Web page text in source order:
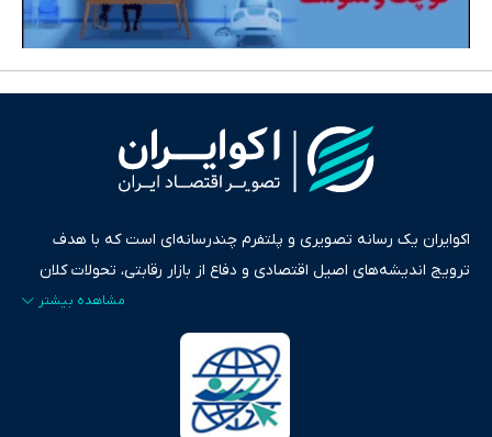
اکوایران یک رسانه تصویری و پلتفرم چندرسانه‌ای است که با هدف
ترویج اندیشه‌های اصیل اقتصادی و دفاع از بازار رقابتی، تحولات کلان
ایران و جهان را در قالب‌های ویدیو، پادکست، متن و گزارش‌های تحلیلی
پایش می‌کند. این رسانه به عنوان منبعی دقیق و قابل اعتماد، فراتر از
اطلاع‌رسانی صرف، به تبیین سیاست‌ها و کارکردهای بازارهای مالی،
سرمایه‌گذاری، تجارت و حوزه‌های نوظهور می‌پردازد. اکوایران با پایبندی
به اصول «انصاف، امانت و صداقت»، بستری برای انعکاس آراء متنوع